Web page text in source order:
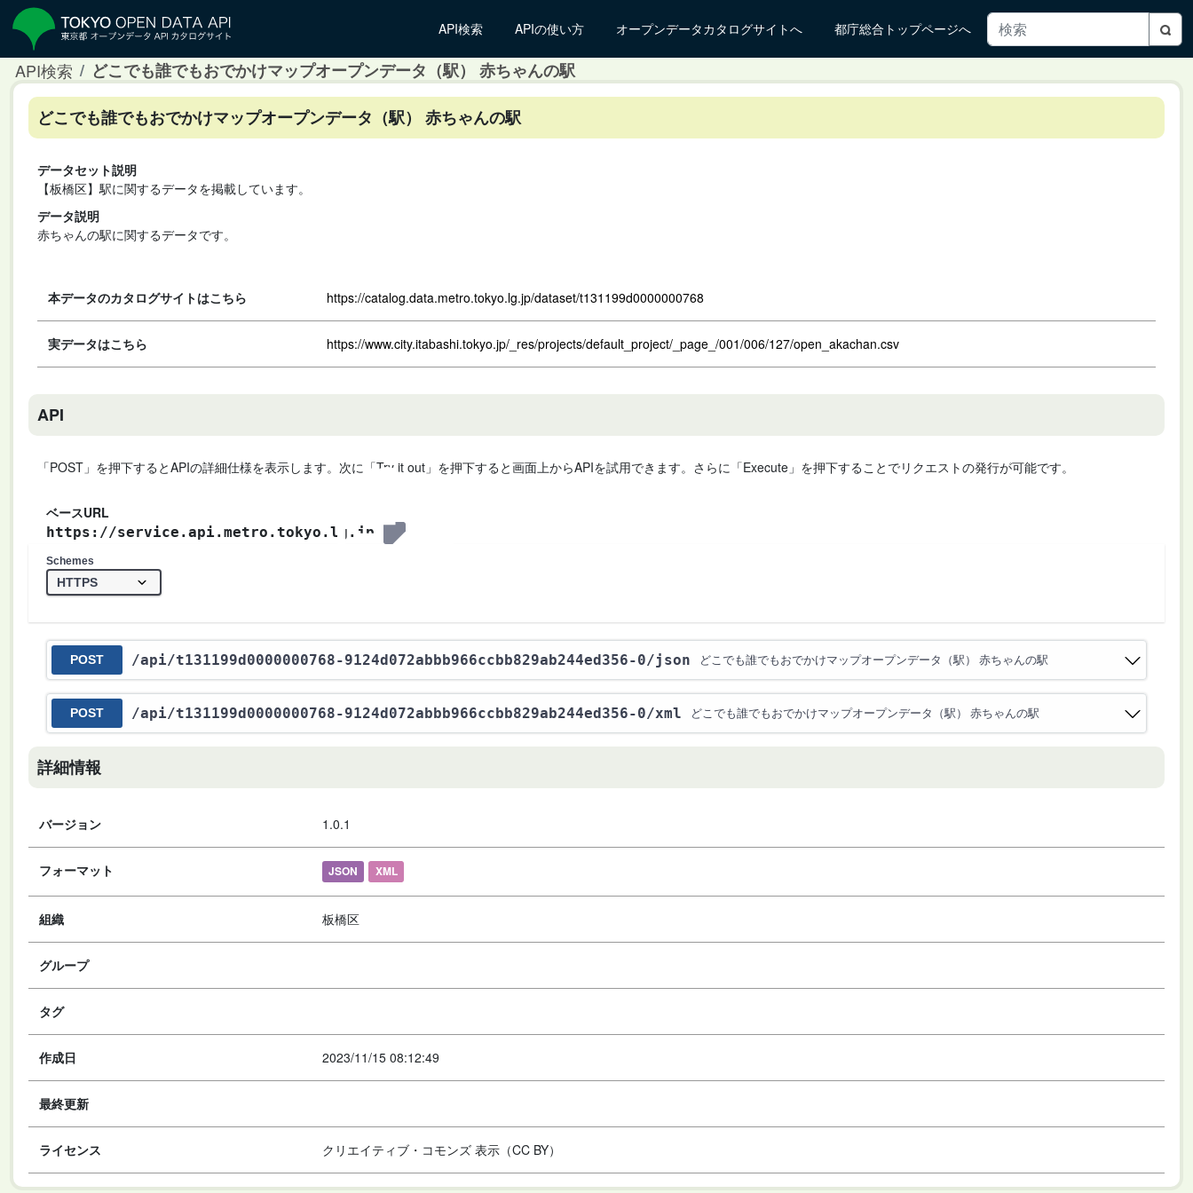
API検索 APIの使い方 オープンデータカタログサイトへ 都庁総合トップページへ
API検索 どこでも誰でもおでかけマップオープンデータ（駅） 赤ちゃんの駅
どこでも誰でもおでかけマップオープンデータ（駅） 赤ちゃんの駅
データセット説明
【板橋区】駅に関するデータを掲載しています。
データ説明
赤ちゃんの駅に関するデータです。
本データのカタログサイトはこちら https://catalog.data.metro.tokyo.lg.jp/dataset/t131199d0000000768
実データはこちら https://www.city.itabashi.tokyo.jp/_res/projects/default_project/_page_/001/006/127/open_akachan.csv
API
「POST」を押下するとAPIの詳細仕様を表示します。次に「Try it out」を押下すると画面上からAPIを試用できます。さらに「Execute」を押下することでリクエストの発行が可能です。
ベースURL
https://service.api.metro.tokyo.lg.jp
Schemes
POST /api/t131199d0000000768-9124d072abbb966ccbb829ab244ed356-0/json どこでも誰でもおでかけマップオープンデータ（駅） 赤ちゃんの駅
POST /api/t131199d0000000768-9124d072abbb966ccbb829ab244ed356-0/xml どこでも誰でもおでかけマップオープンデータ（駅） 赤ちゃんの駅
詳細情報
バージョン 1.0.1
フォーマット JSON XML
組織 板橋区
グループ
タグ
作成日 2023/11/15 08:12:49
最終更新
ライセンス クリエイティブ・コモンズ 表示（CC BY）